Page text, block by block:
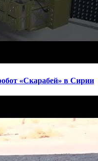
«Скарабей» в Сирии